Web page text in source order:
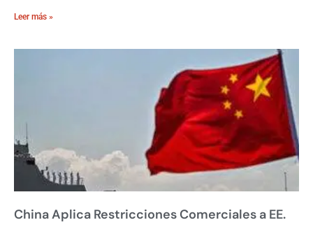
Leer más »
China Aplica Restricciones Comerciales a EE.